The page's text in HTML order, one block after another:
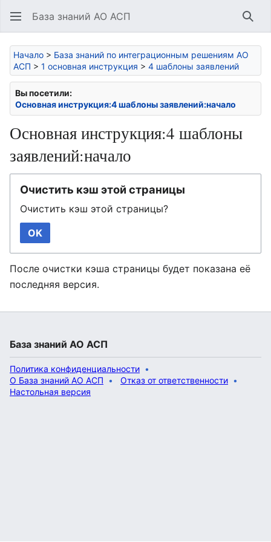
База знаний АО АСП
Начало > База знаний по интеграционным решениям АО
АСП > 1 основная инструкция > 4 шаблоны заявлений
Вы посетили:
Основная инструкция:4 шаблоны заявлений:начало
Основная инструкция:4 шаблоны
заявлений:начало
Очистить кэш этой страницы
Очистить кэш этой страницы?
OK
После очистки кэша страницы будет показана её
последняя версия.
База знаний АО АСП
Политика конфиденциальности
О База знаний АО АСП
Отказ от ответственности
Настольная версия